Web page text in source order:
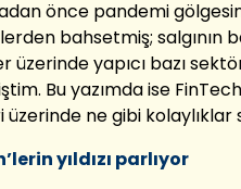
önce pandemi
bahsetmiş; salgının
üzerinde yapıcı bazı
Bu yazımda ise
üzerinde ne gibi
yıldızı parlıyor